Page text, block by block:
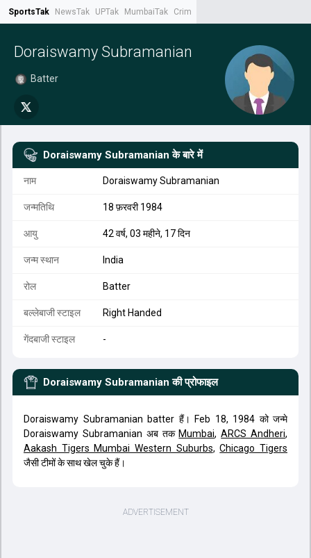
SportsTak NewsTak UPTak MumbaiTak CrimeTak
Doraiswamy Subramanian
Batter
Doraiswamy Subramanian के बारे में
नाम Doraiswamy Subramanian
जन्मतिथि 18 फ़रवरी 1984
आयु 42 वर्ष, 03 महीने, 17 दिन
जन्म स्थान India
रोल Batter
बल्लेबाजी स्टाइल Right Handed
गेंदबाजी स्टाइल -
Doraiswamy Subramanian की प्रोफाइल
Doraiswamy Subramanian batter हैं। Feb 18, 1984 को जन्मे
Doraiswamy Subramanian अब तक Mumbai,ARCS Andheri,
Aakash Tigers Mumbai Western Suburbs,Chicago Tigers
जैसी टीमों के साथ खेल चुके हैं।